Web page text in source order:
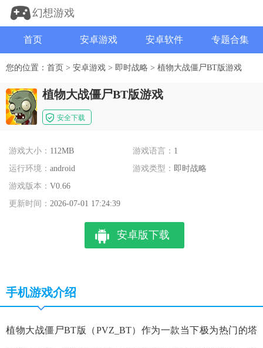
幻想游戏
首页 安卓游戏 安卓软件 专题合集
您的位置： 首页 > 安卓游戏 > 即时战略 > 植物大战僵尸BT版游戏
植物大战僵尸BT版游戏
安全下载
游戏大小： 112MB 游戏语言： 1
运行环境： android 游戏类型： 即时战略
游戏版本： V0.66
更新时间： 2026-07-01 17:24:39
安卓版下载
手机游戏介绍
植物大战僵尸BT版（PVZ_BT）作为一款当下极为热门的塔